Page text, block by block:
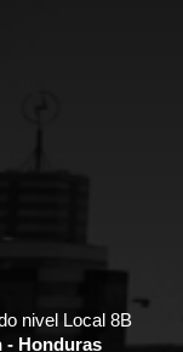
nivel Local 8B
- Honduras